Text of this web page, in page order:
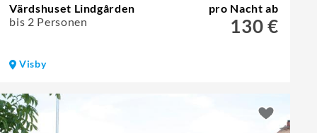
Värdshuset Lindgården
bis 2 Personen
pro Nacht ab
130 €
Visby